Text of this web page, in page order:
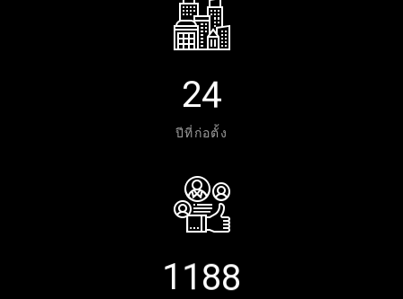
24
ปีที่ก่อตั้ง
1 188